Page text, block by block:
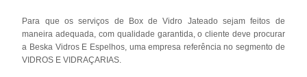
Para que os serviços de Box de Vidro Jateado sejam feitos de
maneira adequada, com qualidade garantida, o cliente deve procurar
a Beska Vidros E Espelhos, uma empresa referência no segmento de
VIDROS E VIDRAÇARIAS.